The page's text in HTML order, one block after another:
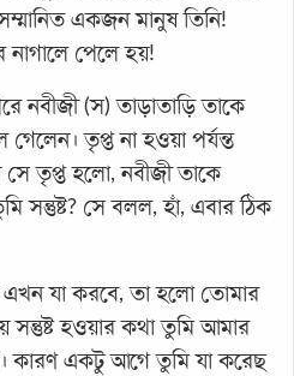
একজন মানুষ তিনি!
নাগালে পেলে হয়!
নবীজী (স) তাড়াতাড়ি তাকে
তৃপ্ত না হওয়া পর্যন্ত
তৃপ্ত হলো, নবীজী তাকে
সন্তুষ্ট? সে বলল, হাঁ, এবার ঠিক
এখন যা করবে, তা হলো তোমার
সন্তুষ্ট হওয়ার কথা তুমি আমার
কারণ একটু আগে তুমি যা করেছ